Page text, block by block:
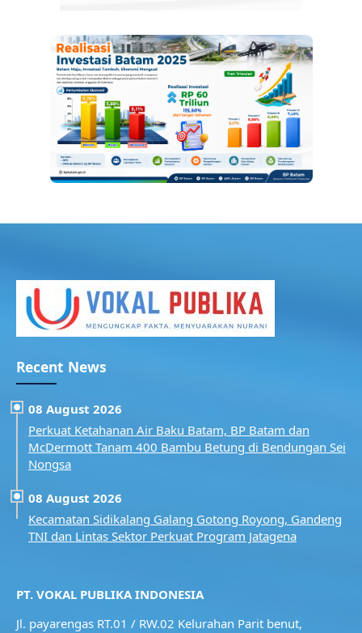
Recent News
08 August 2026
Perkuat Ketahanan Air Baku Batam, BP Batam dan
McDermott Tanam 400 Bambu Betung di Bendungan Sei
Nongsa
08 August 2026
Kecamatan Sidikalang Galang Gotong Royong, Gandeng
TNI dan Lintas Sektor Perkuat Program Jatagena
PT. VOKAL PUBLIKA INDONESIA
Jl. payarengas RT.01 / RW.02 Kelurahan Parit benut,